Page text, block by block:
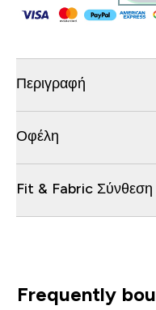
Περιγραφή
Οφέλη
Fit & Fabric Σύνθεση
Frequently